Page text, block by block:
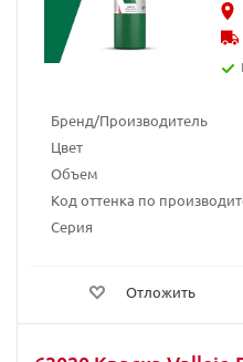
Бренд/Производитель
Цвет
Объем
Код оттенка по
Серия
Отложить